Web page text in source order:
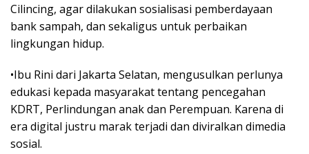
Cilincing, agar dilakukan sosialisasi pemberdayaan
bank sampah, dan sekaligus untuk perbaikan
lingkungan hidup.
•Ibu Rini dari Jakarta Selatan, mengusulkan perlunya
edukasi kepada masyarakat tentang pencegahan
KDRT, Perlindungan anak dan Perempuan. Karena di
era digital justru marak terjadi dan diviralkan dimedia
sosial.